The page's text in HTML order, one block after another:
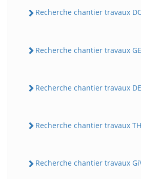
Recherche chantier travaux
Recherche chantier travaux
Recherche chantier travaux
Recherche chantier travaux
Recherche chantier travaux